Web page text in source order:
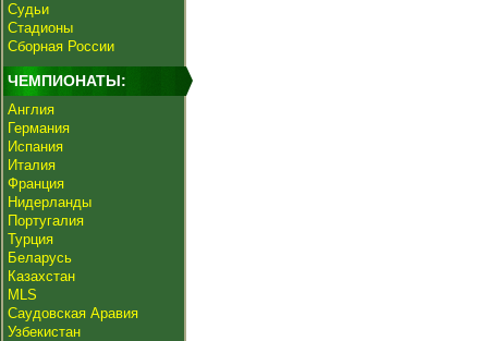
Судьи
Стадионы
Сборная России
ЧЕМПИОНАТЫ:
Англия
Германия
Испания
Италия
Франция
Нидерланды
Португалия
Турция
Беларусь
Казахстан
MLS
Саудовская Аравия
Узбекистан